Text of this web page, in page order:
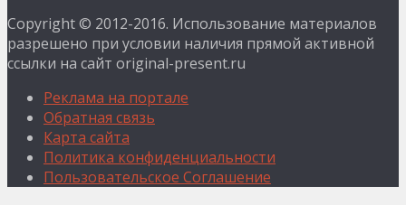
Copyright © 2012-2016. Использование материалов
разрешено при условии наличия прямой активной
ссылки на сайт original-present.ru
Реклама на портале
Обратная связь
Карта сайта
Политика конфиденциальности
Пользовательское Соглашение